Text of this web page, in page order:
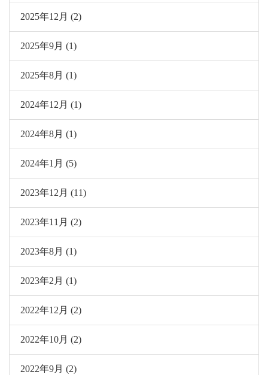
2025年12月 (2)
2025年9月 (1)
2025年8月 (1)
2024年12月 (1)
2024年8月 (1)
2024年1月 (5)
2023年12月 (11)
2023年11月 (2)
2023年8月 (1)
2023年2月 (1)
2022年12月 (2)
2022年10月 (2)
2022年9月 (2)